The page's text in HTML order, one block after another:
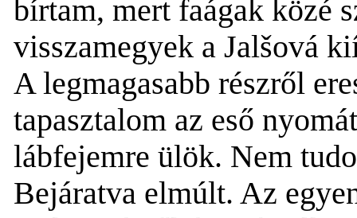
bírtam, mert faágak közé
visszamegyek a Jalšová
A legmagasabb részről
tapasztalom az eső nyomát
lábfejemre ülök. Nem
Bejáratva elmúlt. Az